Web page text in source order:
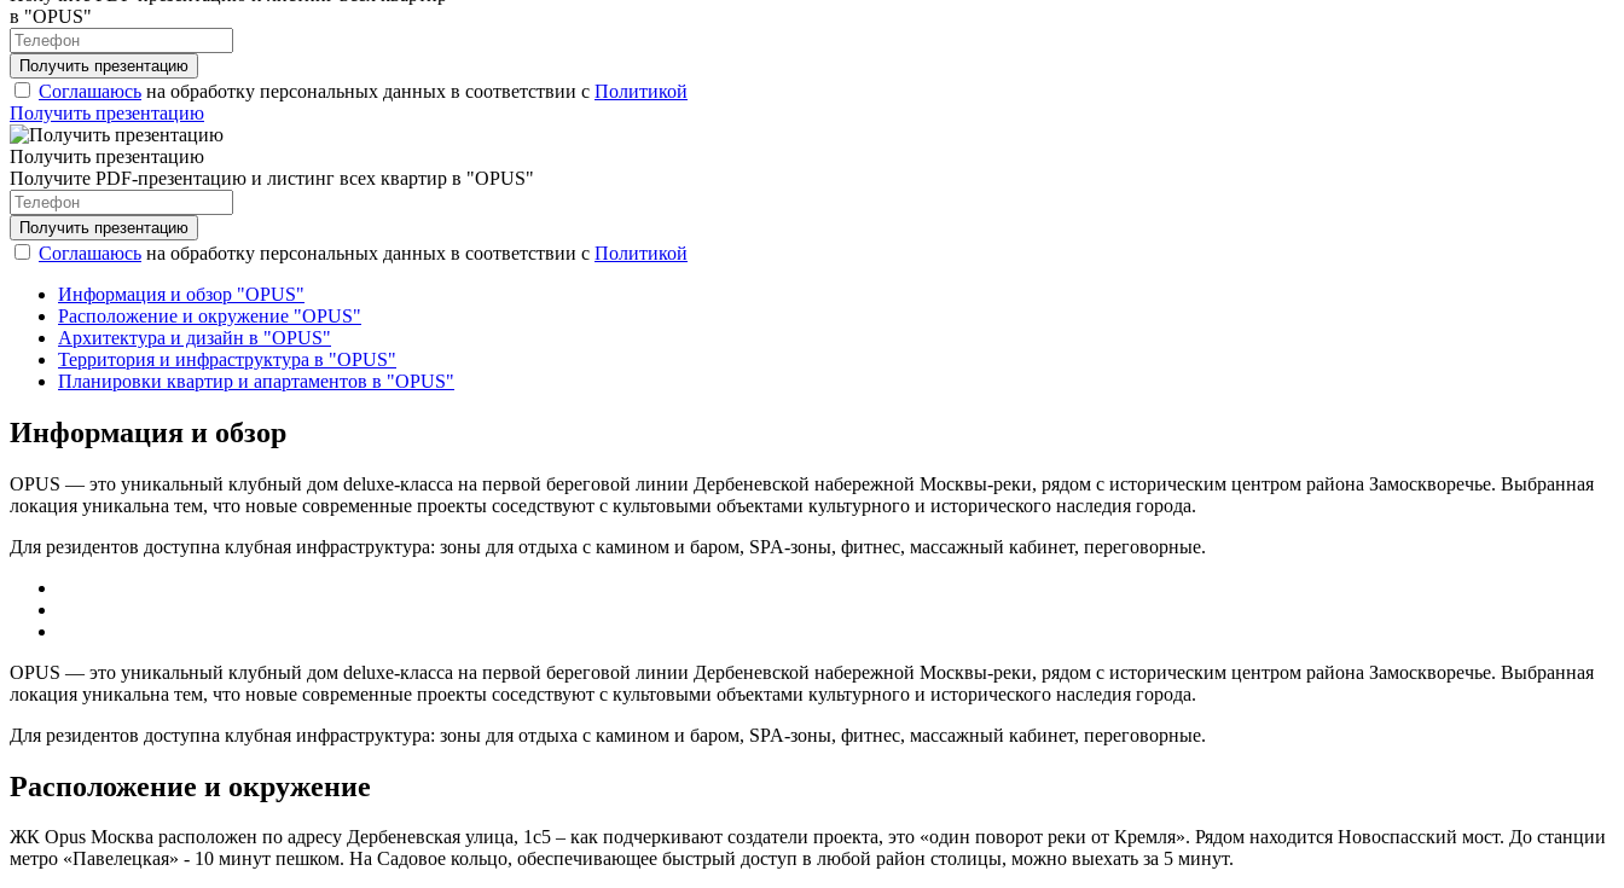
в "OPUS"
Соглашаюсь на обработку персональных данных в соответствии с Политикой
Получить презентацию
Получить презентацию
Получите PDF-презентацию и листинг всех квартир в "OPUS"
Соглашаюсь на обработку персональных данных в соответствии с Политикой
Информация и обзор "OPUS"
Расположение и окружение "OPUS"
Архитектура и дизайн в "OPUS"
Территория и инфраструктура в "OPUS"
Планировки квартир и апартаментов в "OPUS"
Информация и обзор
OPUS — это уникальный клубный дом deluxe-класса на первой береговой линии Дербеневской набережной Москвы-реки, рядом с историческим центром района Замоскворечье. Выбранная
локация уникальна тем, что новые современные проекты соседствуют с культовыми объектами культурного и исторического наследия города.
Для резидентов доступна клубная инфраструктура: зоны для отдыха с камином и баром, SPA-зоны, фитнес, массажный кабинет, переговорные.
OPUS — это уникальный клубный дом deluxe-класса на первой береговой линии Дербеневской набережной Москвы-реки, рядом с историческим центром района Замоскворечье. Выбранная
локация уникальна тем, что новые современные проекты соседствуют с культовыми объектами культурного и исторического наследия города.
Для резидентов доступна клубная инфраструктура: зоны для отдыха с камином и баром, SPA-зоны, фитнес, массажный кабинет, переговорные.
Расположение и окружение
ЖК Opus Москва расположен по адресу Дербеневская улица, 1с5 – как подчеркивают создатели проекта, это «один поворот реки от Кремля». Рядом находится Новоспасский мост. До станции
метро «Павелецкая» - 10 минут пешком. На Садовое кольцо, обеспечивающее быстрый доступ в любой район столицы, можно выехать за 5 минут.